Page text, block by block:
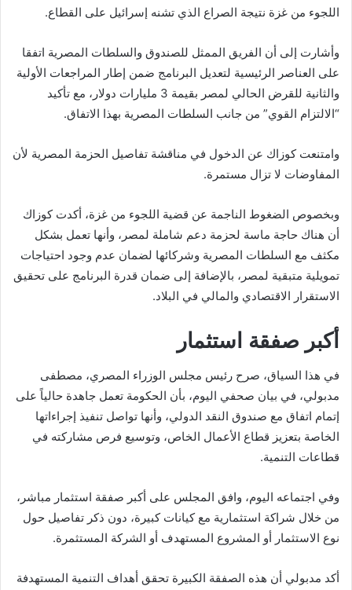
اللجوء من غزة نتيجة الصراع الذي تشنه إسرائيل على القطاع.
وأشارت إلى أن الفريق الممثل للصندوق والسلطات المصرية اتفقا
على العناصر الرئيسية لتعديل البرنامج ضمن إطار المراجعات الأولية
والثانية للقرض الحالي لمصر بقيمة 3 مليارات دولار، مع تأكيد
“الالتزام القوي” من جانب السلطات المصرية بهذا الاتفاق.
وامتنعت كوزاك عن الدخول في مناقشة تفاصيل الحزمة المصرية لأن
المفاوضات لا تزال مستمرة.
وبخصوص الضغوط الناجمة عن قضية اللجوء من غزة، أكدت كوزاك
أن هناك حاجة ماسة لحزمة دعم شاملة لمصر، وأنها تعمل بشكل
مكثف مع السلطات المصرية وشركائها لضمان عدم وجود احتياجات
تمويلية متبقية لمصر، بالإضافة إلى ضمان قدرة البرنامج على تحقيق
الاستقرار الاقتصادي والمالي في البلاد.
أكبر صفقة استثمار
في هذا السياق، صرح رئيس مجلس الوزراء المصري، مصطفى
مدبولي، في بيان صحفي اليوم، بأن الحكومة تعمل جاهدة حالياً على
إتمام اتفاق مع صندوق النقد الدولي، وأنها تواصل تنفيذ إجراءاتها
الخاصة بتعزيز قطاع الأعمال الخاص، وتوسيع فرص مشاركته في
قطاعات التنمية.
وفي اجتماعه اليوم، وافق المجلس على أكبر صفقة استثمار مباشر،
من خلال شراكة استثمارية مع كيانات كبيرة، دون ذكر تفاصيل حول
نوع الاستثمار أو المشروع المستهدف أو الشركة المستثمرة.
أكد مدبولي أن هذه الصفقة الكبيرة تحقق أهداف التنمية المستهدفة